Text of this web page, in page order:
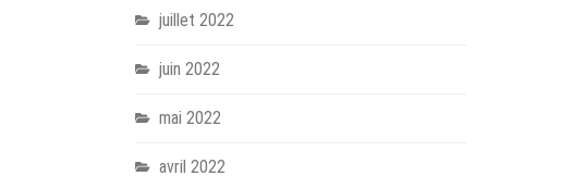
juillet 2022
juin 2022
mai 2022
avril 2022